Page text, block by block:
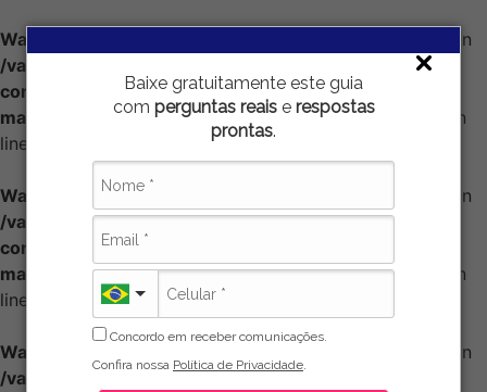
Baixe gratuitamente este guia
com perguntas reaise respostas
prontas.
Concordo em receber comunicações.
Confira nossa Política de Privacidade.
Warning
: Attempt to read property "taxonomy" on null in
/var/www/vhosts/localhost/html/wp-
content/plugins/seo-by-rank-
math/includes/frontend/paper/class-taxonomy.php
on
line
Warning
: Attempt to read property "taxonomy" on null in
/var/www/vhosts/localhost/html/wp-
content/plugins/seo-by-rank-
math/includes/frontend/paper/class-taxonomy.php
on
line
Warning
: Attempt to read property "taxonomy" on null in
/var/www/vhosts/localhost/html/wp-